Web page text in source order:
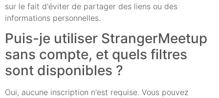
sur le fait d'éviter de partager des liens ou des
informations personnelles.
Puis-je utiliser StrangerMeetup
sans compte, et quels filtres
sont disponibles ?
Oui, aucune inscription n'est requise. Vous pouvez